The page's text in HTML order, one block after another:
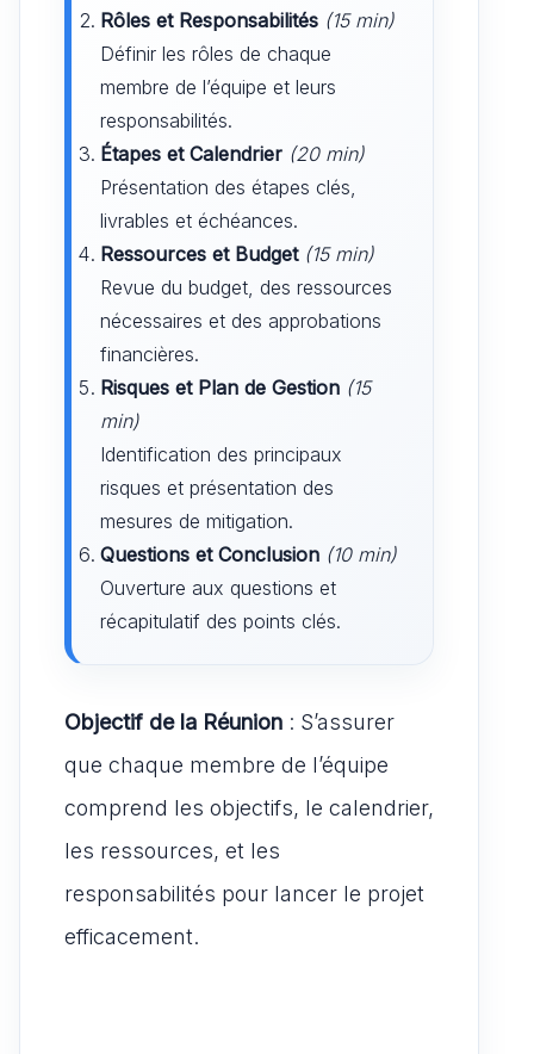
Rôles et Responsabilités (15 min)
Définir les rôles de chaque
membre de l’équipe et leurs
responsabilités.
Étapes et Calendrier (20 min)
Présentation des étapes clés,
livrables et échéances.
Ressources et Budget (15 min)
Revue du budget, des ressources
nécessaires et des approbations
financières.
Risques et Plan de Gestion (15
min)
Identification des principaux
risques et présentation des
mesures de mitigation.
Questions et Conclusion (10 min)
Ouverture aux questions et
récapitulatif des points clés.
Objectif de la Réunion : S’assurer
que chaque membre de l’équipe
comprend les objectifs, le calendrier,
les ressources, et les
responsabilités pour lancer le projet
efficacement.